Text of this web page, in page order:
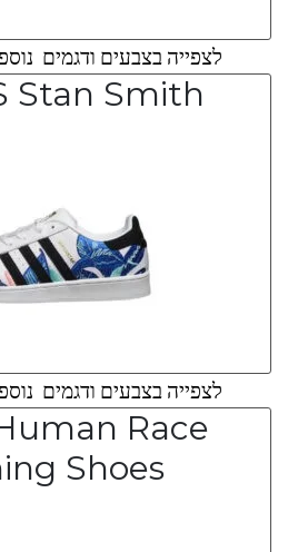
לצפייה בצבעים ודגמים
Stan Smith
לצפייה בצבעים ודגמים
Race
Shoes